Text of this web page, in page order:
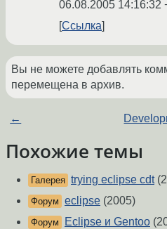
06.08.2005 14:16:32
Ссылка
Вы не можете добавлять
перемещена в архив.
←
Похожие темы
Галерея trying eclipse cdt
Форум eclipse (2005)
Форум Eclipse и Gentoo